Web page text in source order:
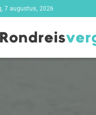
7 augustus, 2026